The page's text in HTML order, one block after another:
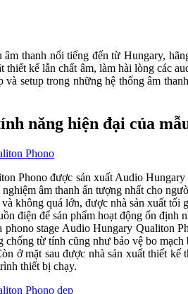
thanh nổi tiếng đến từ Hungary,
thiết kế lẫn chất âm, làm hài lòng các
và setup trong những hệ thống âm
năng hiện đại của
Phono được sản xuất Audio
âm thanh ấn tượng nhất cho
không quá lớn, được nhà sản xuất
điện để sản phẩm hoạt động ổn định
phono stage Audio Hungary Qualiton
chống từ tính cũng như bảo vệ bo
ở mặt sau được nhà sản xuất thiết
thiết bị chạy.